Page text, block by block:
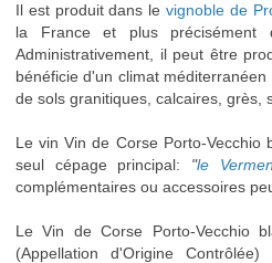
Il est produit dans levignoble de
la France et plus
Administrativement, il peut être
bénéficie d'un climat
de sols granitiques, calcaires, grès,
Le vin Vin de Corse Porto-
seul cépage principal: "le
complémentaires ou accessoires
Le Vin de Corse Porto-Vecchio
(Appellation d'Origine